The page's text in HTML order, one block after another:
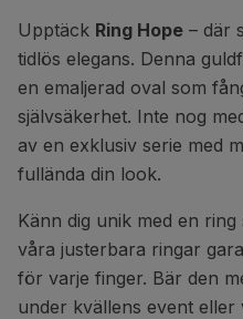
Upptäck Ring Hope – där
tidlös elegans. Denna
en emaljerad oval som
självsäkerhet. Inte nog
av en exklusiv serie med
fullända din look.
Känn dig unik med en
våra justerbara ringar
för varje finger. Bär den
under kvällens event eller